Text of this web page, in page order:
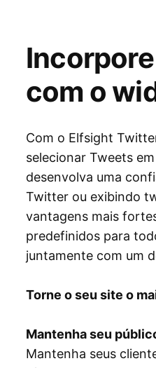
com o
Com o Elfsight
selecionar Tweets
desenvolva uma
Twitter ou exibindo
vantagens mais
predefinidos para
juntamente com um
Torne o seu site o
Mantenha seu
Mantenha seus